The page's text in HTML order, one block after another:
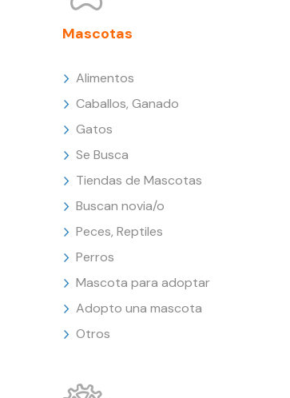
Mascotas
Alimentos
Caballos, Ganado
Gatos
Se Busca
Tiendas de Mascotas
Buscan novia/o
Peces, Reptiles
Perros
Mascota para adoptar
Adopto una mascota
Otros